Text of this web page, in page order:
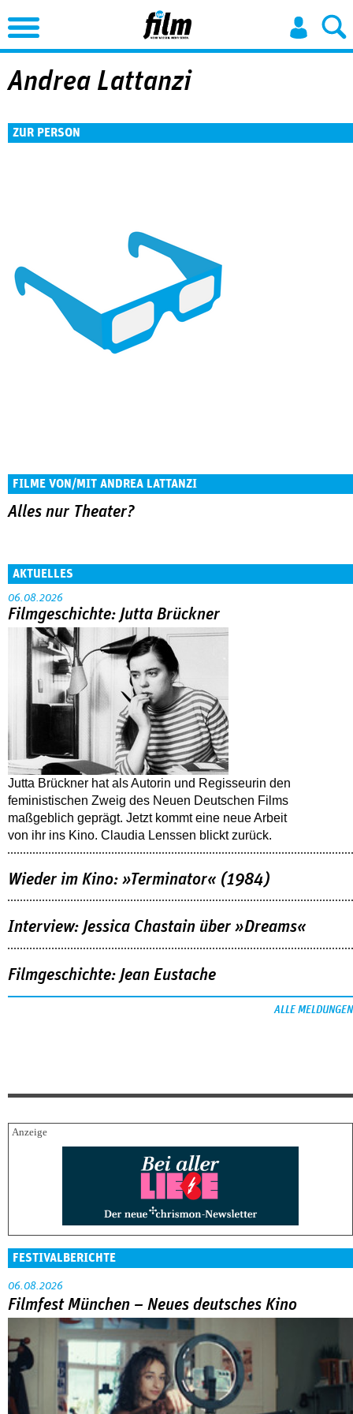
Jump to Navigation
Andrea Lattanzi
ZUR PERSON
FILME VON/MIT ANDREA LATTANZI
Alles nur Theater?
AKTUELLES
06.08.2026
Filmgeschichte: Jutta Brückner
Jutta Brückner hat als Autorin und Regisseurin den
feministischen Zweig des Neuen Deutschen Films
maßgeblich geprägt. Jetzt kommt eine neue Arbeit
von ihr ins Kino. Claudia Lenssen blickt zurück.
Wieder im Kino: »Terminator« (1984)
Interview: Jessica Chastain über »Dreams«
Filmgeschichte: Jean Eustache
ALLE MELDUNGEN
FESTIVALBERICHTE
06.08.2026
Filmfest München – Neues deutsches Kino